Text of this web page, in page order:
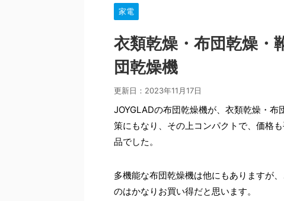
家電
衣類乾燥・布団乾燥・
団乾燥機
更新日： 2023年11月17日
JOYGLADの布団乾燥機が、衣類乾燥・
策にもなり、その上コンパクトで、価格
品でした。
多機能な布団乾燥機は他にもありますが
のはかなりお買い得だと思います。